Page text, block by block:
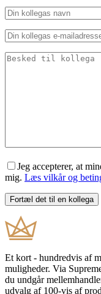
Jeg accepterer, at
mig. Læs vilkår og
Et kort - hundredvis af
muligheder. Via
du undgår
udvalg af 100-vis af